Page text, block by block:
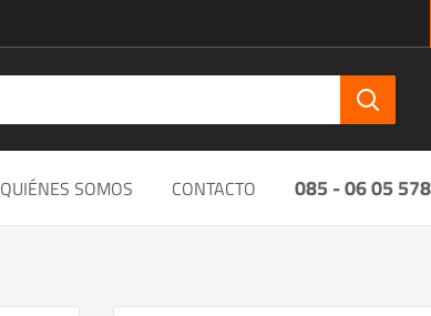
QUIÉNES SOMOS CONTACTO 085 - 06 05 578